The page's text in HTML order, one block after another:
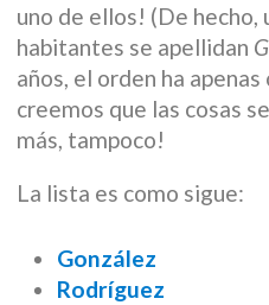
uno de ellos! (De hecho,
habitantes se apellidan
años, el orden ha
creemos que las cosas
más, tampoco!
La lista es como sigue:
González
Rodríguez